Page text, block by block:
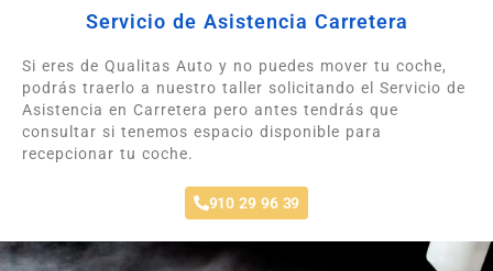
Servicio de Asistencia Carretera
Si eres de Qualitas Auto y no puedes mover tu coche,
podrás traerlo a nuestro taller solicitando el Servicio de
Asistencia en Carretera pero antes tendrás que
consultar si tenemos espacio disponible para
recepcionar tu coche.
910 29 96 39